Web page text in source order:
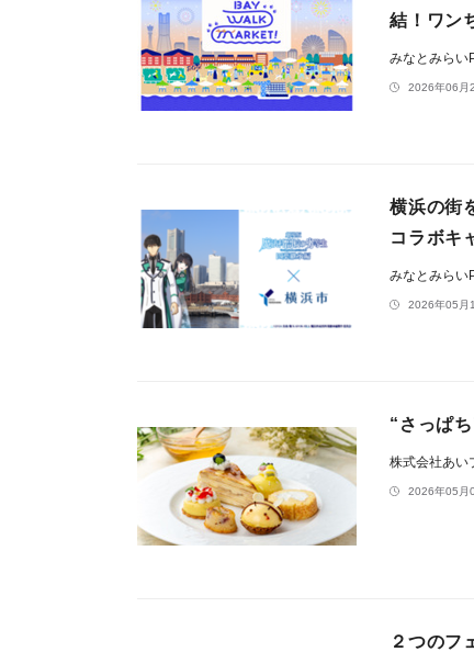
結！ワン
みなとみらい
2026年06月
横浜の街
コラボキ
みなとみらい
2026年05月
“さっぱ
株式会社あい
2026年05月
２つのフ